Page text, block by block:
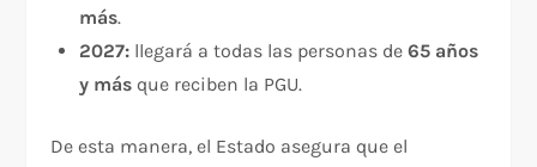
más.
2027: llegará a todas las personas de65 años
y más que reciben la PGU.
De esta manera, el Estado asegura que el